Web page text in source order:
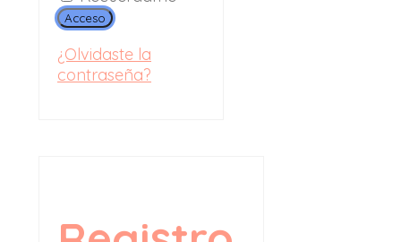
Acceso
¿Olvidaste la
contraseña?